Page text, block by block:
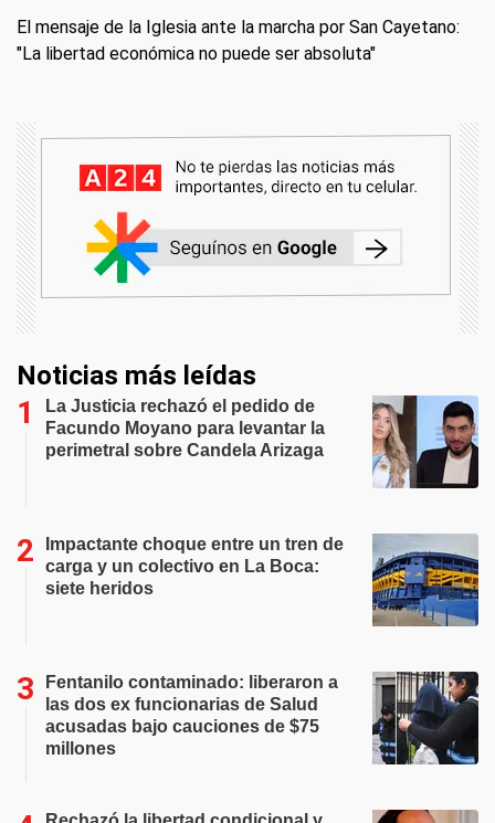
El mensaje de la Iglesia ante la marcha por San Cayetano:
"La libertad económica no puede ser absoluta"
Noticias más leídas
La Justicia rechazó el pedido de
Facundo Moyano para levantar la
perimetral sobre Candela Arizaga
Impactante choque entre un tren de
carga y un colectivo en La Boca:
siete heridos
Fentanilo contaminado: liberaron a
las dos ex funcionarias de Salud
acusadas bajo cauciones de $75
millones